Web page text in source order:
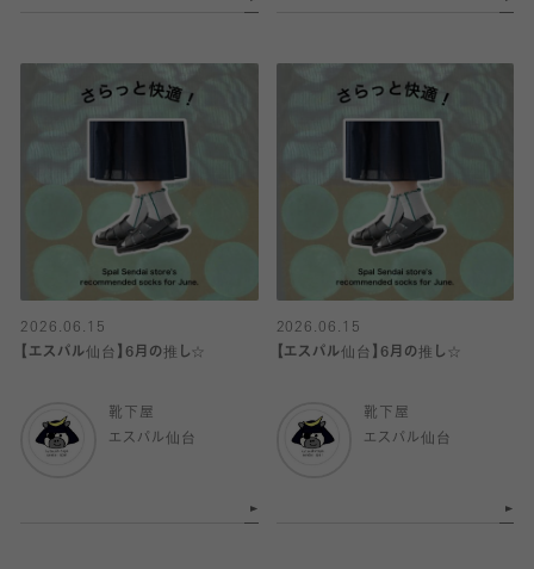
2026.06.15
【エスパル仙台】6月の推し☆
靴下屋
エスパル仙台
2026.06.15
【エスパル仙台】6月の推し☆
靴下屋
エスパル仙台